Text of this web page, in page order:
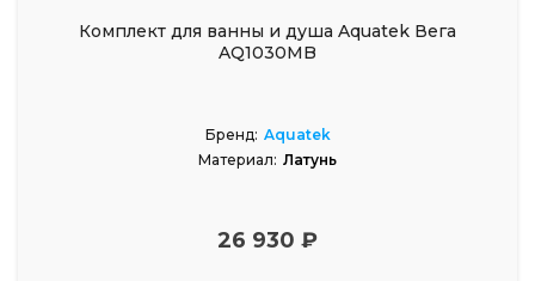
Комплект для ванны и душа Aquatek Вега
AQ1030MB
Бренд: Aquatek
Материал: Латунь
26 930 ₽